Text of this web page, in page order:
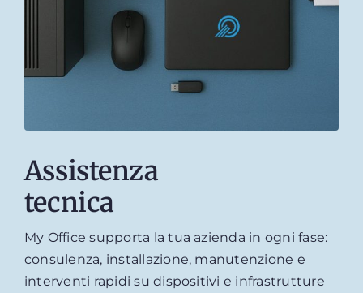
Assistenza
tecnica
My Office supporta la tua azienda in ogni fase:
consulenza, installazione, manutenzione e
interventi rapidi su dispositivi e infrastrutture